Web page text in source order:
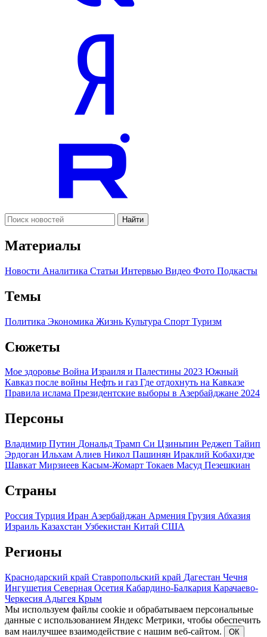
Найти
Материалы
Новости Аналитика Статьи Интервью Видео Фото Подкасты
Темы
Политика Экономика Жизнь Культура Спорт Туризм
Сюжеты
Мое здоровье Война Израиля и Палестины 2023 Южный
Кавказ после войны Нефть и газ Где отдохнуть на Кавказе
Правила ислама Президентские выборы в Азербайджане 2024
Персоны
Владимир Путин Дональд Трамп Си Цзиньпин Реджеп Тайип
Эрдоган Ильхам Алиев Никол Пашинян Ираклий Кобахидзе
Шавкат Мирзиеев Касым-Жомарт Токаев Масуд Пезешкиан
Страны
Россия Турция Иран Азербайджан Армения Грузия Абхазия
Израиль Казахстан Узбекистан Китай США
Регионы
Краснодарский край Ставропольский край Дагестан Чечня
Ингушетия Северная Осетия Кабардино-Балкария Карачаево-
Черкесия Адыгея Крым
Мы используем файлы cookie и обрабатываем персональные
данные с использованием Яндекс Метрики, чтобы обеспечить
вам наилучшее взаимодействие с нашим веб-сайтом.
ОК